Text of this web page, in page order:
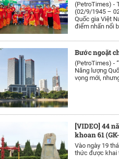
(PetroTimes) -
(02/9/1945 –
Quốc gia Việt
điểm nhấn nổi
Bước ngoặt
(PetroTimes) -
Năng lượng
vọng mới,
[VIDEO] 44
khoan 61
Vào ngày 19
thức được khai